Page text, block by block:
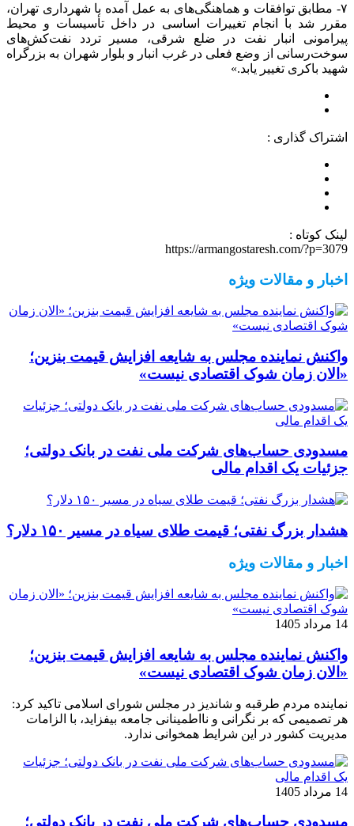
۷- مطابق توافقات و هماهنگی‌های به عمل آمده با شهرداری تهران،
مقرر شد با انجام تغییرات اساسی در داخل تأسیسات و محیط
پیرامونی انبار نفت در ضلع شرقی، مسیر تردد نفت‌کش‌های
سوخت‌رسانی از وضع فعلی در غرب انبار و بلوار شهران به بزرگراه
شهید باکری تغییر یابد.»
اشتراک گذاری :
لینک کوتاه :
https://armangostaresh.com/?p=3079
اخبار و مقالات ویژه
واکنش نماینده مجلس به شایعه افزایش قیمت بنزین؛
«الان زمان شوک اقتصادی نیست»
مسدودی حساب‌های شرکت ملی نفت در بانک دولتی؛
جزئیات یک اقدام مالی
هشدار بزرگ نفتی؛ قیمت طلای سیاه در مسیر ۱۵۰ دلار؟
اخبار و مقالات ویژه
14 مرداد 1405
واکنش نماینده مجلس به شایعه افزایش قیمت بنزین؛
«الان زمان شوک اقتصادی نیست»
نماینده مردم طرقبه و شاندیز در مجلس شورای اسلامی تاکید کرد:
هر تصمیمی که بر نگرانی و نااطمینانی جامعه بیفزاید، با الزامات
مدیریت کشور در این شرایط همخوانی ندارد.
14 مرداد 1405
مسدودی حساب‌های شرکت ملی نفت در بانک دولتی؛